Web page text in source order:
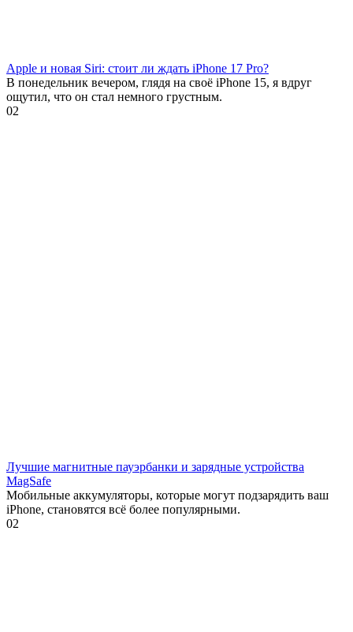
Apple и новая Siri: стоит ли ждать iPhone 17 Pro?
В понедельник вечером, глядя на своё iPhone 15, я вдруг
ощутил, что он стал немного грустным.
02
Лучшие магнитные пауэрбанки и зарядные устройства
MagSafe
Мобильные аккумуляторы, которые могут подзарядить ваш
iPhone, становятся всё более популярными.
02